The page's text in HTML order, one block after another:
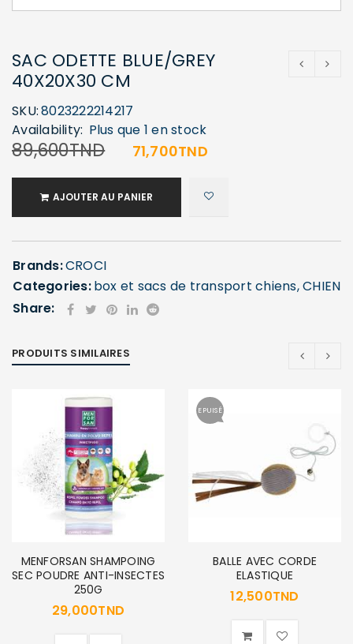
SAC ODETTE BLUE/GREY
40X20X30 CM
SKU:8023222214217
Availability: Plus que 1 en stock
89,600TND 71,700TND
AJOUTER AU PANIER
Brands:CROCI
Categories:box et sacs de transport chiens,CHIEN
Share:
PRODUITS SIMILAIRES
MENFORSAN SHAMPOING
SEC POUDRE ANTI-INSECTES
250G
29,000TND
EPUISÉ
BALLE AVEC CORDE
ELASTIQUE
12,500TND